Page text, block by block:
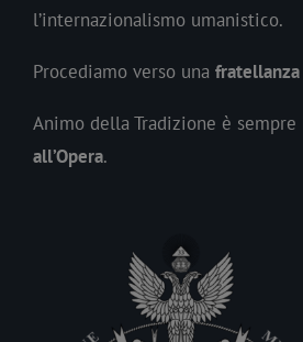
l’internazionalismo umanistico.
Procediamo verso una
Animo della Tradizione è
all’Opera.